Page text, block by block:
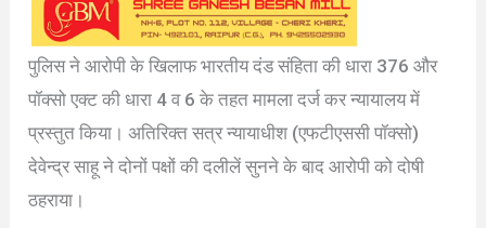
पुलिस ने आरोपी के खिलाफ भारतीय दंड संहिता की धारा 376 और
पॉक्सो एक्ट की धारा 4 व 6 के तहत मामला दर्ज कर न्यायालय में
प्रस्तुत किया। अतिरिक्त सत्र न्यायाधीश (एफटीएससी पॉक्सो)
देवेन्द्र साहू ने दोनों पक्षों की दलीलें सुनने के बाद आरोपी को दोषी
ठहराया।